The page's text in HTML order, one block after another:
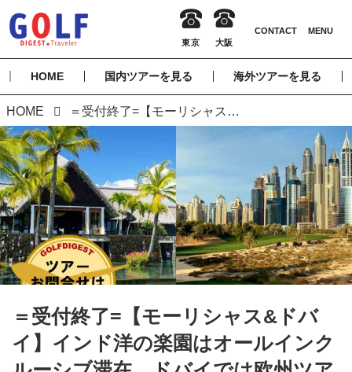
HOME 国内ツアーを見る 海外ツアーを見る
HOME ＝受付終了=【モーリシャス&ドバイ】インド洋の楽園はオールインクルーシブ滞在、ドバイでは欧州ツアーのコースへ挑戦 8日間 3プレー（添乗員同行／一人予約可能）
＝受付終了=【モーリシャス&ドバ
イ】インド洋の楽園はオールインク